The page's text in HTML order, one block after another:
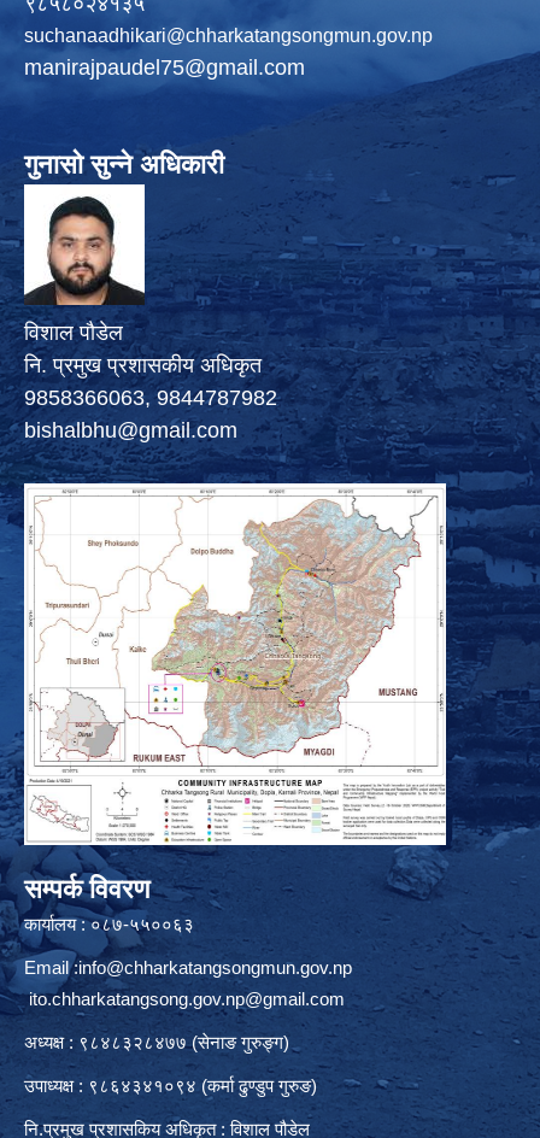
suchanaadhikari@chharkatangsongmun.gov.np
manirajpaudel75@gmail.com
गुनासो सुन्ने अधिकारी
विशाल पौडेल
नि. प्रमुख प्रशासकीय अधिकृत
9858366063, 9844787982
bishalbhu@gmail.com
सम्पर्क विवरण
कार्यालय : ०८७-५५००६३
Email :info@chharkatangsongmun.gov.np
ito.chharkatangsong.gov.np@gmail.com
अध्यक्ष : ९८४८३२८४७७ (सेनाङ गुरुङ्ग)
उपाध्यक्ष : ९८६४३४१०९४ (कर्मा ढुण्डुप गुरुङ)
नि.प्रमुख प्रशासकिय अधिकृत : विशाल पौडेल